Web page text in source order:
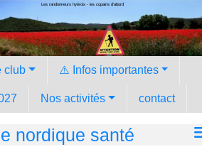
Les randonneurs hyèrois - les copains d'abord
club ⚠️ Infos importantes
Nos activités contact
nordique santé
cookies